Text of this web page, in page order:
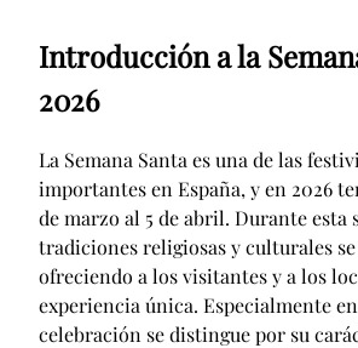
Introducción a la
2026
La Semana Santa es una de las
importantes en España, y en 2026
de marzo al 5 de abril. Durante esta
tradiciones religiosas y culturales
ofreciendo a los visitantes y a los
experiencia única. Especialmente
celebración se distingue por su